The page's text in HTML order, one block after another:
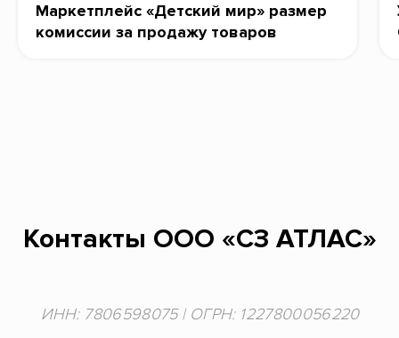
Маркетплейс «Детский мир» размер
комиссии за продажу товаров
Контакты ООО «СЗ АТЛАС»
ИНН: 7 806 598 075 | ОГРН: 1 227 800 056 220